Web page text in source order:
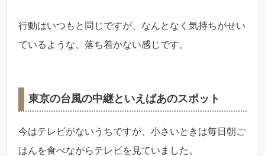
行動はいつもと同じですが、なんとなく気持ちがせい
ているような、落ち着かない感じです。
東京の台風の中継といえばあのスポット
今はテレビがないうちですが、小さいときは毎日朝ご
はんを食べながらテレビを見ていました。